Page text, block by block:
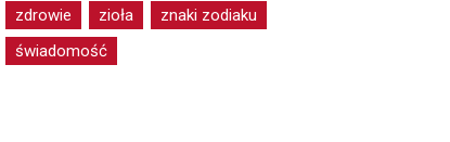
zdrowie
zioła
znaki zodiaku
świadomość